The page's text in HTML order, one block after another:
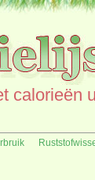
calorieën